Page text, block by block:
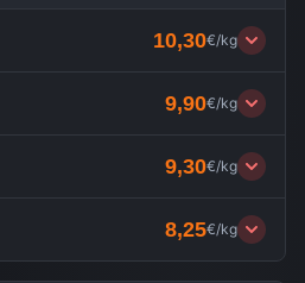
10,30€/kg
9,90€/kg
9,30€/kg
8,25€/kg